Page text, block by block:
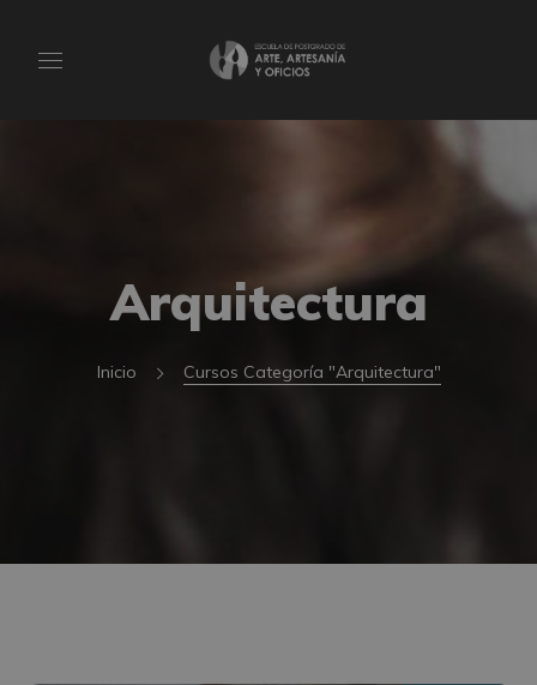
Arquitectura
Inicio Cursos Categoría "Arquitectura"